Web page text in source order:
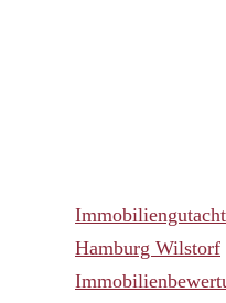
Hamburg Wilstorf